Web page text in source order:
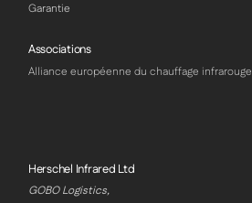
Garantie
Associations
Alliance européenne du chauffage infrarouge
Herschel Infrared Ltd
GOBO Logistics,